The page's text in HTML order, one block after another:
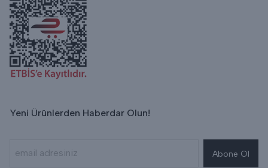
Yeni Ürünlerden Haberdar Olun!
Abone Ol